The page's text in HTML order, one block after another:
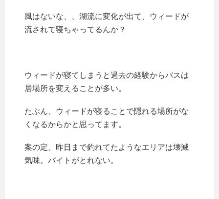
風はないな、、湖流に変化が出て、ウィードが
流されて寝ちゃってるんか？
ウィードが寝てしまうと過去の経験からバスは
居場所を変えることが多い。
たぶん、ウィードが寝ることで隠れる場所がな
くなるからかと思ってます。
案の定、昨日まで釣れてたようなエリアは壊滅
気味。バイトがとれない。